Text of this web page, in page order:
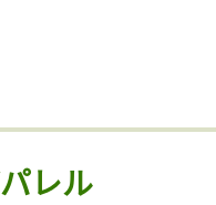
レル